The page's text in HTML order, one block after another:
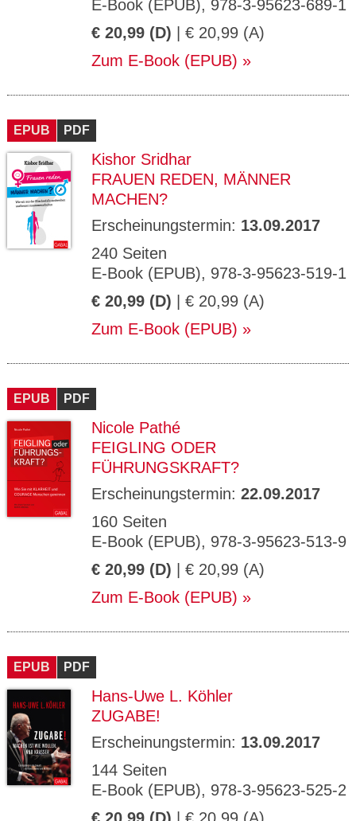
E-Book (EPUB), 978-3-95623-689-1
€ 20,99 (D) | € 20,99 (A)
Zum E-Book (EPUB)
EPUB PDF
Kishor Sridhar
FRAUEN REDEN, MÄNNER
MACHEN?
Erscheinungstermin: 13.09.2017
240 Seiten
E-Book (EPUB), 978-3-95623-519-1
€ 20,99 (D) | € 20,99 (A)
Zum E-Book (EPUB)
EPUB PDF
Nicole Pathé
FEIGLING ODER
FÜHRUNGSKRAFT?
Erscheinungstermin: 22.09.2017
160 Seiten
E-Book (EPUB), 978-3-95623-513-9
€ 20,99 (D) | € 20,99 (A)
Zum E-Book (EPUB)
EPUB PDF
Hans-Uwe L. Köhler
ZUGABE!
Erscheinungstermin: 13.09.2017
144 Seiten
E-Book (EPUB), 978-3-95623-525-2